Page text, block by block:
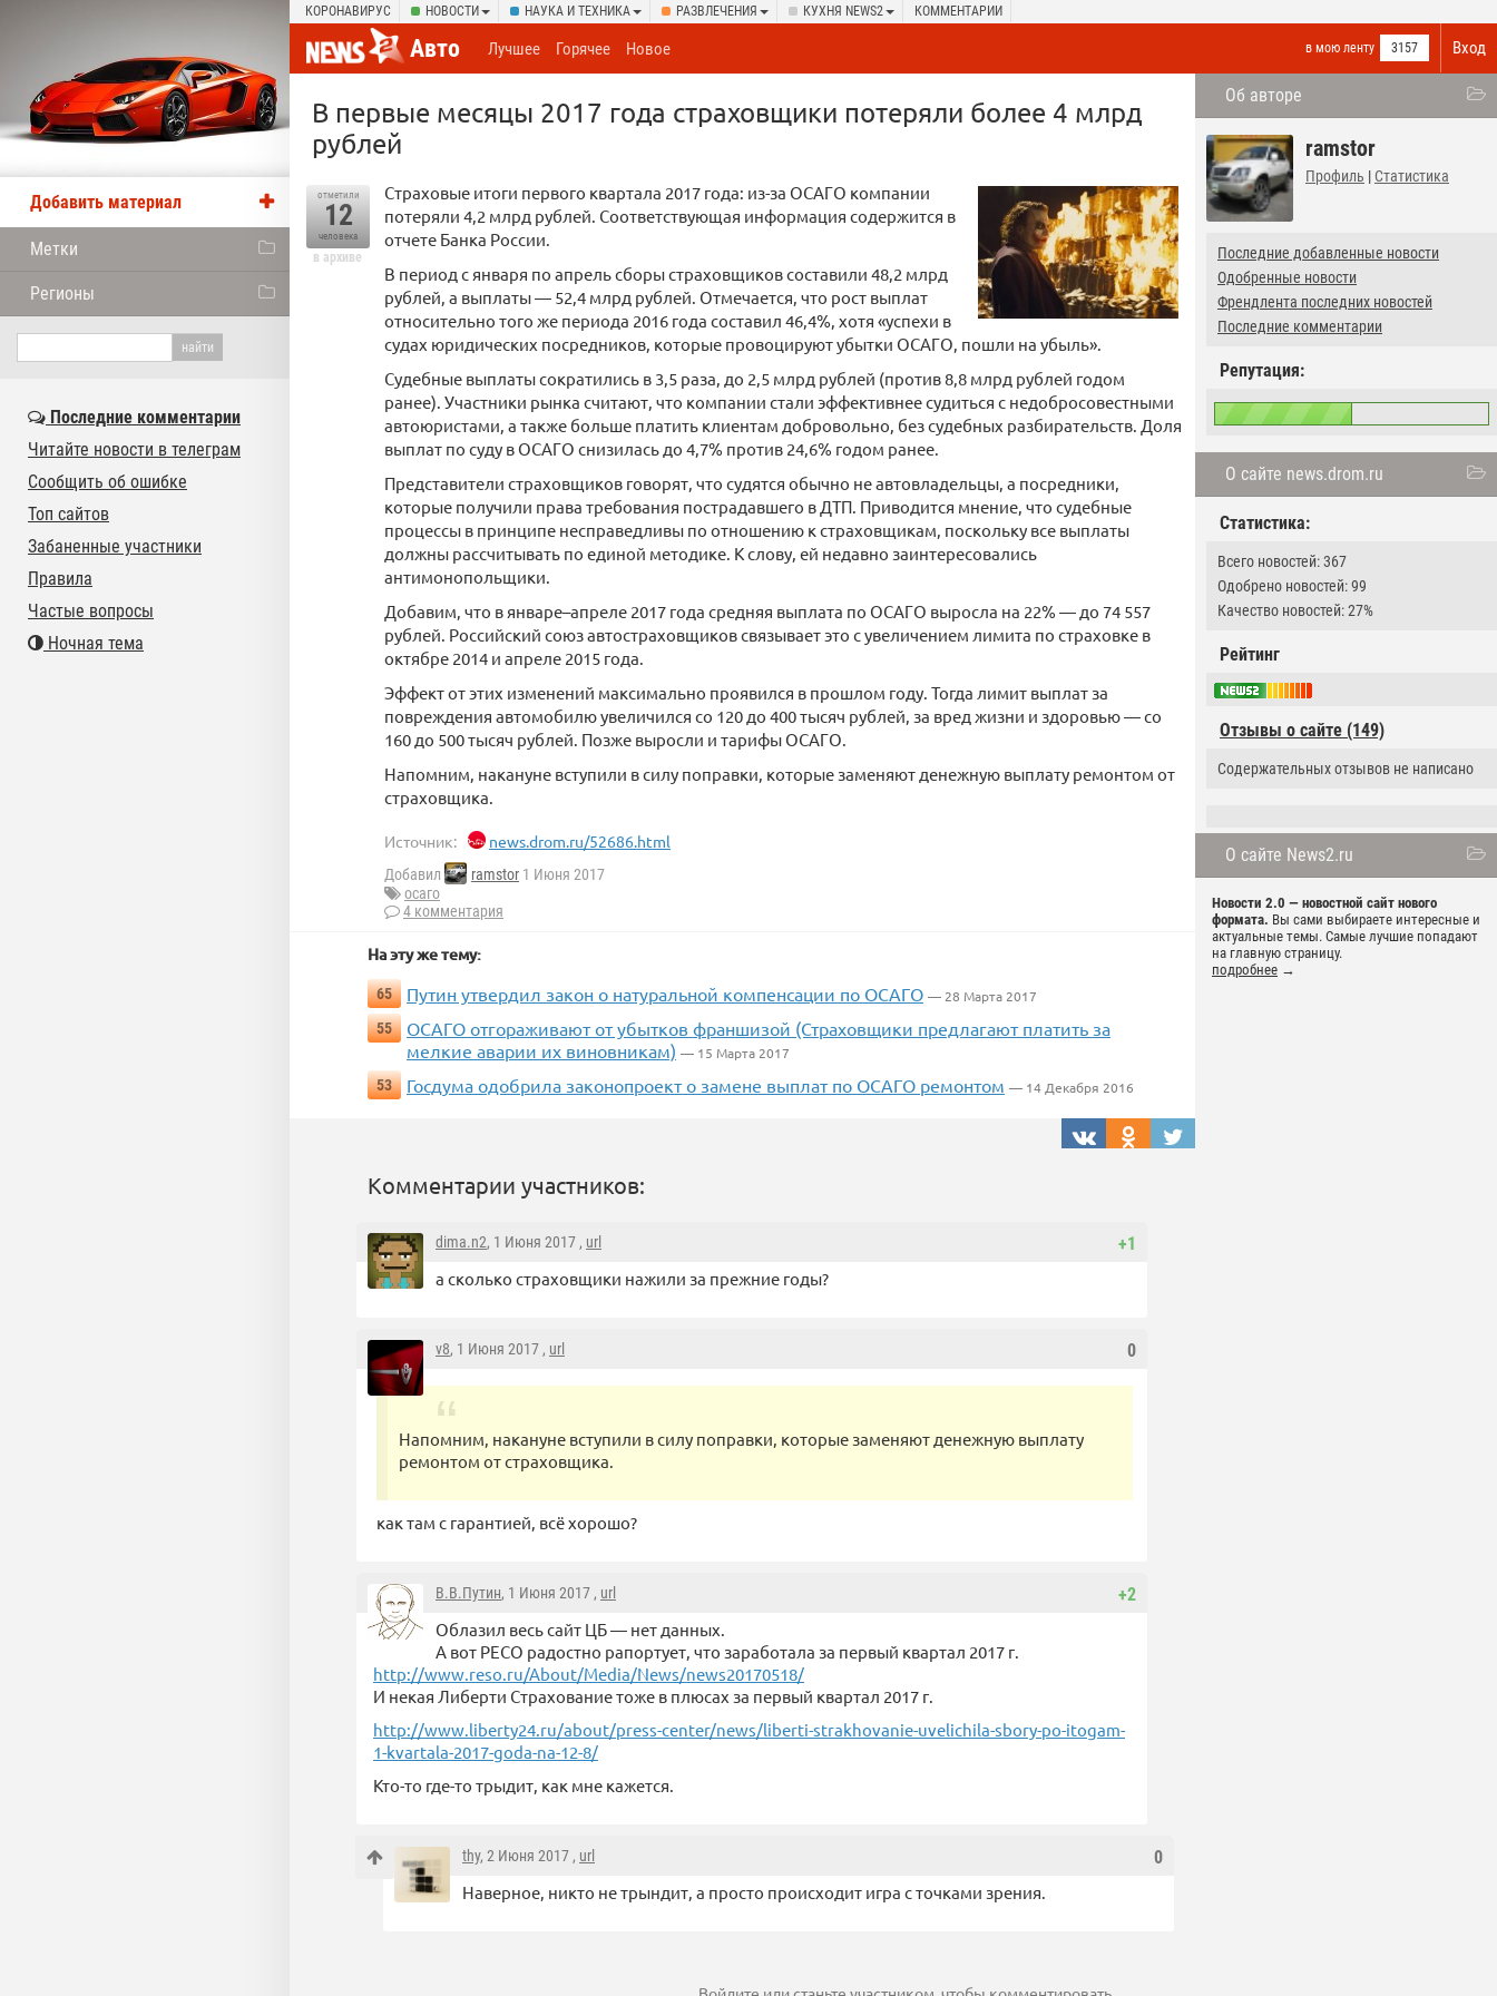
КОРОНАВИРУС НОВОСТИ НАУКА И ТЕХНИКА РАЗВЛЕЧЕНИЯ КУХНЯ NEWS2 КОММЕНТАРИИ
Вход
Авто в мою ленту 3157
Лучшее Горячее Новое
Об авторе
ramstor
Профиль | Статистика
Последние добавленные новости
Одобренные новости
Френдлента последних новостей
Последние комментарии
Репутация:
О сайте news.drom.ru
Статистика:
Всего новостей: 367
Одобрено новостей: 99
Качество новостей: 27%
Рейтинг
Отзывы о сайте (149)
Содержательных отзывов не написано
О сайте News2.ru
Новости 2.0 — новостной сайт нового
формата. Вы сами выбираете интересные и
актуальные темы. Самые лучшие попадают
на главную страницу.
подробнее →
В первые месяцы 2017 года страховщики потеряли более 4 млрд
рублей
отметили
12
человека
в архиве
Страховые итоги первого квартала 2017 года: из-за ОСАГО компании
потеряли 4,2 млрд рублей. Соответствующая информация содержится в
отчете Банка России.
В период с января по апрель сборы страховщиков составили 48,2 млрд
рублей, а выплаты — 52,4 млрд рублей. Отмечается, что рост выплат
относительно того же периода 2016 года составил 46,4%, хотя «успехи в
судах юридических посредников, которые провоцируют убытки ОСАГО, пошли на убыль».
Судебные выплаты сократились в 3,5 раза, до 2,5 млрд рублей (против 8,8 млрд рублей годом
ранее). Участники рынка считают, что компании стали эффективнее судиться с недобросовестными
автоюристами, а также больше платить клиентам добровольно, без судебных разбирательств. Доля
выплат по суду в ОСАГО снизилась до 4,7% против 24,6% годом ранее.
Представители страховщиков говорят, что судятся обычно не автовладельцы, а посредники,
которые получили права требования пострадавшего в ДТП. Приводится мнение, что судебные
процессы в принципе несправедливы по отношению к страховщикам, поскольку все выплаты
должны рассчитывать по единой методике. К слову, ей недавно заинтересовались
антимонопольщики.
Добавим, что в январе–апреле 2017 года средняя выплата по ОСАГО выросла на 22% — до 74 557
рублей. Российский союз автостраховщиков связывает это с увеличением лимита по страховке в
октябре 2014 и апреле 2015 года.
Эффект от этих изменений максимально проявился в прошлом году. Тогда лимит выплат за
повреждения автомобилю увеличился со 120 до 400 тысяч рублей, за вред жизни и здоровью — со
160 до 500 тысяч рублей. Позже выросли и тарифы ОСАГО.
Напомним, накануне вступили в силу поправки, которые заменяют денежную выплату ремонтом от
страховщика.
Источник: news.drom.ru/52686.html
Добавил ramstor 1 Июня 2017
осаго
4 комментария
На эту же тему:
65 Путин утвердил закон о натуральной компенсации по ОСАГО — 28 Марта 2017
55
ОСАГО отгораживают от убытков франшизой (Страховщики предлагают платить за
мелкие аварии их виновникам) — 15 Марта 2017
53
Госдума одобрила законопроект о замене выплат по ОСАГО ремонтом — 14 Декабря 2016
Комментарии участников:
+1
dima.n2, 1 Июня 2017 , url
а сколько страховщики нажили за прежние годы?
0
v8, 1 Июня 2017 , url
Напомним, накануне вступили в силу поправки, которые заменяют денежную выплату
ремонтом от страховщика.
как там с гарантией, всё хорошо?
+2
В.В.Путин, 1 Июня 2017 , url
Облазил весь сайт ЦБ — нет данных.
А вот РЕСО радостно рапортует, что заработала за первый квартал 2017 г.
http://www.reso.ru/About/Media/News/news20170518/
И некая Либерти Страхование тоже в плюсах за первый квартал 2017 г.
http://www.liberty24.ru/about/press-center/news/liberti-strakhovanie-uvelichila-sbory-po-itogam-
1-kvartala-2017-goda-na-12-8/
Кто-то где-то трыдит, как мне кажется.
0
thy, 2 Июня 2017 , url
Наверное, никто не трындит, а просто происходит игра с точками зрения.
Добавить материал
Метки
Регионы
Последние комментарии
Читайте новости в телеграм
Сообщить об ошибке
Топ сайтов
Забаненные участники
Правила
Частые вопросы
Ночная тема